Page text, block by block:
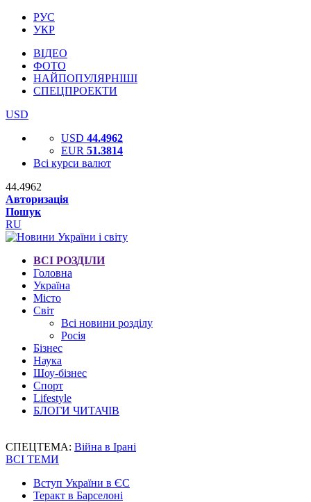
РУС
УКР
ВІДЕО
ФОТО
НАЙПОПУЛЯРНІШІ
СПЕЦПРОЕКТИ
USD
USD 44.4962
EUR 51.3814
Всі курси валют
44.4962
Авторизація
Пошук
RU
ВСІ РОЗДІЛИ
Головна
Україна
Місто
Світ
Всі новини розділу
Росія
Бізнес
Наука
Шоу-бізнес
Спорт
Lifestyle
БЛОГИ ЧИТАЧІВ
СПЕЦТЕМА: Війна в Ірані
ВСІ ТЕМИ
Вступ України в ЄС
Теракт в Барселоні